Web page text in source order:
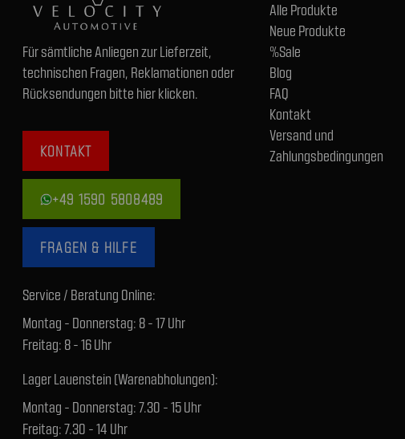
Für sämtliche Anliegen zur Lieferzeit,
technischen Fragen, Reklamationen oder
Rücksendungen bitte hier klicken.
KONTAKT
+49 1590 5808489
FRAGEN & HILFE
Service / Beratung Online:
Montag - Donnerstag: 8 - 17 Uhr
Freitag: 8 - 16 Uhr
Lager Lauenstein (Warenabholungen):
Montag - Donnerstag: 7.30 - 15 Uhr
Freitag: 7.30 - 14 Uhr
Alle Produkte
Neue Produkte
%Sale
Blog
FAQ
Kontakt
Versand und
Zahlungsbedingungen